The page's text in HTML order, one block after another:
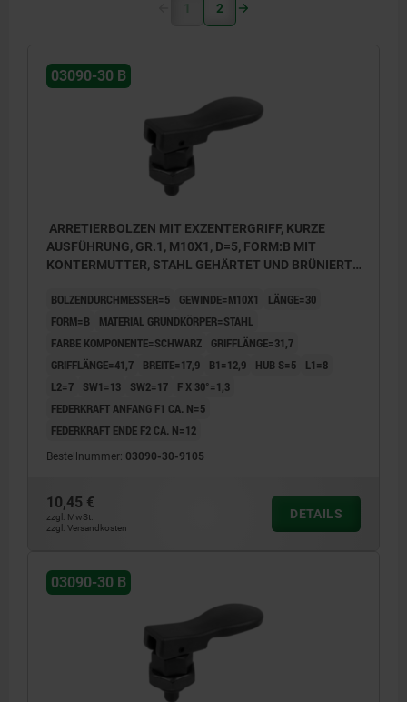
1 2
03090-30 B
ARRETIERBOLZEN MIT EXZENTERGRIFF, KURZE
AUSFÜHRUNG, GR.1, M10X1, D=5, FORM:B MIT
KONTERMUTTER, STAHL GEHÄRTET UND BRÜNIERT,
BOLZENDURCHMESSER=5 GEWINDE=M10X1
LÄNGE=30
FORM=B
MATERIAL GRUNDKÖRPER=STAHL
FARBE KOMPONENTE=SCHWARZ
GRIFFLÄNGE=31,7
GRIFFLÄNGE=41,7
BREITE=17,9 B1=12,9 HUB S=5
L1=8
L2=7
SW1=13 SW2=17
F X 30°=1,3
FEDERKRAFT ANFANG F1 CA. N=5
FEDERKRAFT ENDE F2 CA. N=12
Bestellnummer: 03090-30-9105
10,45 €
zzgl. MwSt.
zzgl. Versandkosten
DETAILS
03090-30 B